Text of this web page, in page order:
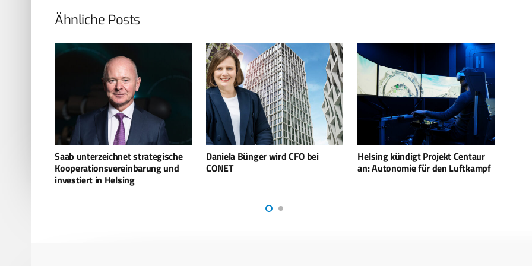
Ähnliche Posts
Daniela Bünger wird CFO bei
CONET
Helsing kündigt Projekt Centaur
an: Autonomie für den Luftkampf
Kay Borschel wechselt zur MTG